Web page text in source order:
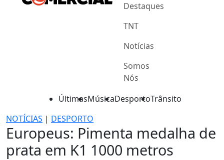
Destaques
TNT
Notícias
Somos
Nós
ÚltimasMúsicaDesportoTrânsito
NOTÍCIAS | DESPORTO
Europeus: Pimenta medalha de
prata em K1 1000 metros